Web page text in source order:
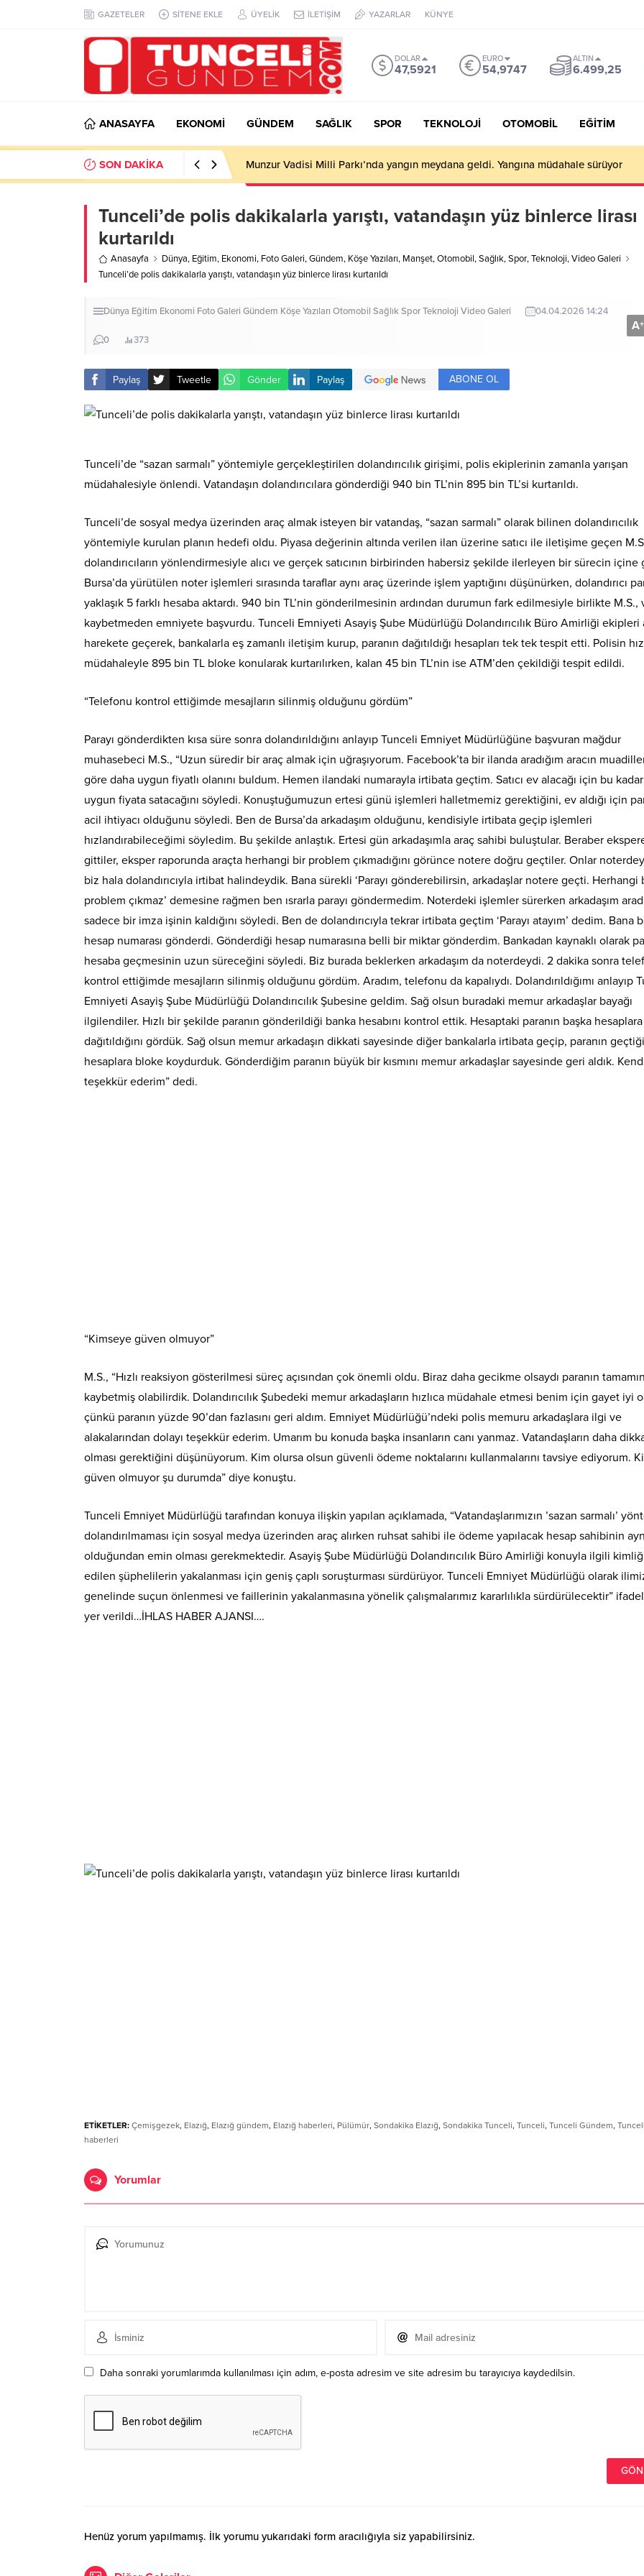
GAZETELER SİTENE EKLE ÜYELİK İLETİŞİM YAZARLAR KÜNYE
DOLAR
47,5921
EURO
54,9747
ALTIN
6.499,25
ANASAYFA EKONOMİ GÜNDEM SAĞLIK SPOR TEKNOLOJİ OTOMOBİL EĞİTİM
SON DAKİKA Munzur Vadisi Milli Parkı’nda yangın meydana geldi. Yangına müdahale sürüyor
Tunceli’de polis dakikalarla yarıştı, vatandaşın yüz binlerce lirası
kurtarıldı
Anasayfa Dünya, Eğitim, Ekonomi, Foto Galeri,Gündem, Köşe Yazıları, Manşet,Otomobil,Sağlık,Spor,Teknoloji,Video Galeri
Tunceli’de polis dakikalarla yarıştı, vatandaşın yüz binlerce lirası kurtarıldı
Dünya Eğitim Ekonomi Foto Galeri Gündem Köşe Yazıları Otomobil SağlıkSporTeknoloji Video Galeri 04.04.2026 14:24
0 373
A+
Paylaş Tweetle Gönder Paylaş ABONE OL
Tunceli’de “sazan sarmalı” yöntemiyle gerçekleştirilen dolandırıcılık girişimi, polis ekiplerinin zamanla yarışan
müdahalesiyle önlendi. Vatandaşın dolandırıcılara gönderdiği 940 bin TL’nin 895 bin TL’si kurtarıldı.
Tunceli’de sosyal medya üzerinden araç almak isteyen bir vatandaş, “sazan sarmalı” olarak bilinen dolandırıcılık
yöntemiyle kurulan planın hedefi oldu. Piyasa değerinin altında verilen ilan üzerine satıcı ile iletişime geçen
dolandırıcıların yönlendirmesiyle alıcı ve gerçek satıcının birbirinden habersiz şekilde ilerleyen bir sürecin içine
Bursa’da yürütülen noter işlemleri sırasında taraflar aynı araç üzerinde işlem yaptığını düşünürken, dolandırıcı
yaklaşık 5 farklı hesaba aktardı. 940 bin TL’nin gönderilmesinin ardından durumun fark edilmesiyle birlikte M.S.,
kaybetmeden emniyete başvurdu. Tunceli Emniyeti Asayiş Şube Müdürlüğü Dolandırıcılık Büro Amirliği ekipleri
harekete geçerek, bankalarla eş zamanlı iletişim kurup, paranın dağıtıldığı hesapları tek tek tespit etti. Polisin
müdahaleyle 895 bin TL bloke konularak kurtarılırken, kalan 45 bin TL’nin ise ATM’den çekildiği tespit edildi.
“Telefonu kontrol ettiğimde mesajların silinmiş olduğunu gördüm”
Parayı gönderdikten kısa süre sonra dolandırıldığını anlayıp Tunceli Emniyet Müdürlüğüne başvuran mağdur
muhasebeci M.S., “Uzun süredir bir araç almak için uğraşıyorum. Facebook’ta bir ilanda aradığım aracın
göre daha uygun fiyatlı olanını buldum. Hemen ilandaki numarayla irtibata geçtim. Satıcı ev alacağı için bu kadar
uygun fiyata satacağını söyledi. Konuştuğumuzun ertesi günü işlemleri halletmemiz gerektiğini, ev aldığı için
acil ihtiyacı olduğunu söyledi. Ben de Bursa’da arkadaşım olduğunu, kendisiyle irtibata geçip işlemleri
hızlandırabileceğimi söyledim. Bu şekilde anlaştık. Ertesi gün arkadaşımla araç sahibi buluştular. Beraber
gittiler, eksper raporunda araçta herhangi bir problem çıkmadığını görünce notere doğru geçtiler. Onlar
biz hala dolandırıcıyla irtibat halindeydik. Bana sürekli ‘Parayı gönderebilirsin, arkadaşlar notere geçti. Herhangi
problem çıkmaz’ demesine rağmen ben ısrarla parayı göndermedim. Noterdeki işlemler sürerken arkadaşım
sadece bir imza işinin kaldığını söyledi. Ben de dolandırıcıyla tekrar irtibata geçtim ‘Parayı atayım’ dedim. Bana
hesap numarası gönderdi. Gönderdiği hesap numarasına belli bir miktar gönderdim. Bankadan kaynaklı olarak
hesaba geçmesinin uzun süreceğini söyledi. Biz burada beklerken arkadaşım da noterdeydi. 2 dakika sonra
kontrol ettiğimde mesajların silinmiş olduğunu gördüm. Aradım, telefonu da kapalıydı. Dolandırıldığımı anlayıp
Emniyeti Asayiş Şube Müdürlüğü Dolandırıcılık Şubesine geldim. Sağ olsun buradaki memur arkadaşlar bayağı
ilgilendiler. Hızlı bir şekilde paranın gönderildiği banka hesabını kontrol ettik. Hesaptaki paranın başka hesaplara
dağıtıldığını gördük. Sağ olsun memur arkadaşın dikkati sayesinde diğer bankalarla irtibata geçip, paranın geçtiği
hesaplara bloke koydurduk. Gönderdiğim paranın büyük bir kısmını memur arkadaşlar sayesinde geri aldık.
teşekkür ederim” dedi.
“Kimseye güven olmuyor”
M.S., “Hızlı reaksiyon gösterilmesi süreç açısından çok önemli oldu. Biraz daha gecikme olsaydı paranın
kaybetmiş olabilirdik. Dolandırıcılık Şubedeki memur arkadaşların hızlıca müdahale etmesi benim için gayet iyi
çünkü paranın yüzde 90’dan fazlasını geri aldım. Emniyet Müdürlüğü’ndeki polis memuru arkadaşlara ilgi ve
alakalarından dolayı teşekkür ederim. Umarım bu konuda başka insanların canı yanmaz. Vatandaşların daha
olması gerektiğini düşünüyorum. Kim olursa olsun güvenli ödeme noktalarını kullanmalarını tavsiye ediyorum.
güven olmuyor şu durumda” diye konuştu.
Tunceli Emniyet Müdürlüğü tarafından konuya ilişkin yapılan açıklamada, “Vatandaşlarımızın ’sazan sarmalı’
dolandırılmaması için sosyal medya üzerinden araç alırken ruhsat sahibi ile ödeme yapılacak hesap sahibinin
olduğundan emin olması gerekmektedir. Asayiş Şube Müdürlüğü Dolandırıcılık Büro Amirliği konuyla ilgili
edilen şüphelilerin yakalanması için geniş çaplı soruşturması sürdürüyor. Tunceli Emniyet Müdürlüğü olarak
genelinde suçun önlenmesi ve faillerinin yakalanmasına yönelik çalışmalarımız kararlılıkla sürdürülecektir”
yer verildi…İHLAS HABER AJANSI….
ETİKETLER: Çemişgezek, Elazığ, Elazığ gündem, Elazığ haberleri, Pülümür, Sondakika Elazığ, Sondakika Tunceli, Tunceli, Tunceli Gündem, Tunceli
haberleri
Yorumlar
Daha sonraki yorumlarımda kullanılması için adım, e-posta adresim ve site adresim bu tarayıcıya kaydedilsin.
Henüz yorum yapılmamış. İlk yorumu yukarıdaki form aracılığıyla siz yapabilirsiniz.